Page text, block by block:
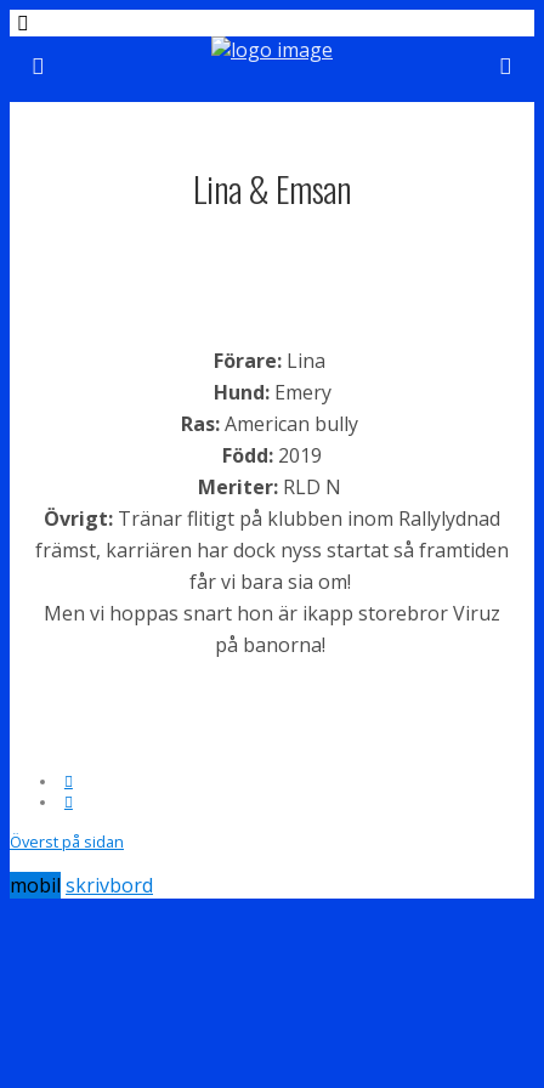
Lina & Emsan
Förare: Lina
Hund: Emery
Ras:American bully
Född: 2019
Meriter: RLD N
Övrigt: Tränar flitigt på klubben inom Rallylydnad
främst, karriären har dock nyss startat så framtiden
får vi bara sia om!
Men vi hoppas snart hon är ikapp storebror Viruz
på banorna!
Överst på sidan
mobil skrivbord